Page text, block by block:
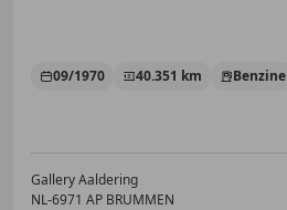
09/1970 40.351 km Benzine
Gallery Aaldering
NL-6971 AP BRUMMEN